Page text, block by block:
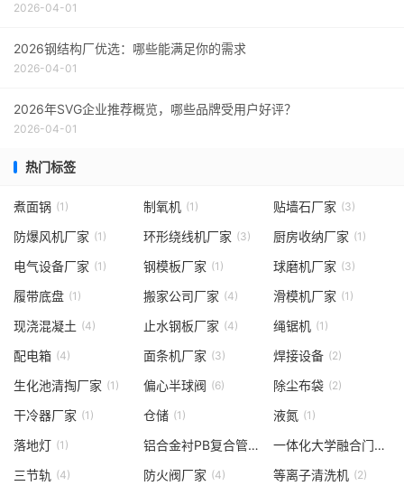
2026-04-01
2026钢结构厂优选：哪些能满足你的需求
2026-04-01
2026年SVG企业推荐概览，哪些品牌受用户好评？
2026-04-01
热门标签
煮面锅 (1) 制氧机 (1) 贴墙石厂家 (3)
防爆风机厂家 (1) 环形绕线机厂家 (3) 厨房收纳厂家 (1)
电气设备厂家 (1) 钢模板厂家 (1) 球磨机厂家 (3)
履带底盘 (1) 搬家公司厂家 (4) 滑模机厂家 (1)
现浇混凝土 (4) 止水钢板厂家 (4) 绳锯机 (1)
配电箱 (4) 面条机厂家 (3) 焊接设备 (2)
生化池清掏厂家 (1) 偏心半球阀 (6) 除尘布袋 (2)
干冷器厂家 (1) 仓储 (1) 液氮 (1)
落地灯 (1) 铝合金衬PB复合管厂家 (2)
一体化大学融合门户工具
三节轨 (4) 防火阀厂家 (4) 等离子清洗机 (2)